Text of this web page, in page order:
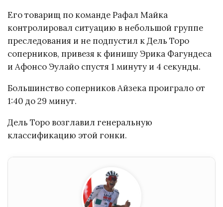
Его товарищ по команде Рафал Майка
контролировал ситуацию в небольшой группе
преследования и не подпустил к Дель Торо
соперников, привезя к финишу Эрика Фагундеса
и Афонсо Эулайо спустя 1 минуту и 4 секунды.
Большинство соперников Айзека проиграло от
1:40 до 29 минут.
Дель Торо возглавил генеральную
классификацию этой гонки.